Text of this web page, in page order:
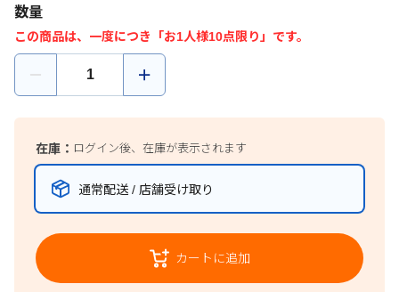
数量
この商品は、一度につき「お1人様10点限り」です。
在庫： ログイン後、在庫が表示されます
通常配送 / 店舗受け取り
カートに追加